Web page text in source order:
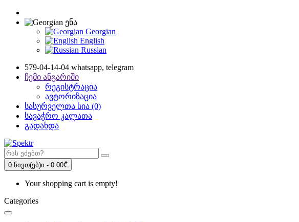
ენა
Georgian
English
Russian
579-04-14-04 whatsapp, telegram
ჩემი ანგარიში
რეგისტრაცია
ავტორიზაცია
სასურველთა სია (0)
სავაჭრო კალათა
გადახდა
0 ნივთ(ებ)ი - 0.00₾
Your shopping cart is empty!
Categories